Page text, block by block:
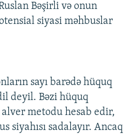
Bəşirli və onun
siyasi məhbuslar
sayı barədə hüquq
deyil. Bəzi hüquq
metodu hesab edir,
siyahısı sadalayır. Ancaq